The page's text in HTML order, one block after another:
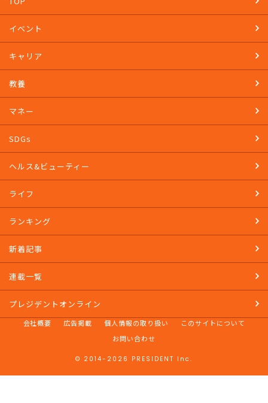
イベント
キャリア
教養
マネー
SDGs
ヘルス&ビューティー
ライフ
ランキング
新着記事
連載一覧
プレジデントオンライン
会社概要 広告掲載 個人情報の取り扱い
このサイトについて
お問い合わせ
© 2014-2026 PRESIDENT Inc.